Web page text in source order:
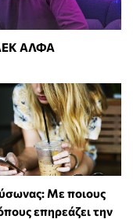
ΑΛΦΑ
Με ποιους
επηρεάζει την